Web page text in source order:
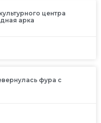
центра
арка
фура с